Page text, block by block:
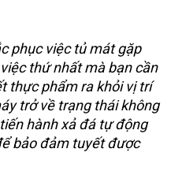
phục việc tủ mát gặp
thứ nhất mà bạn cần
thực phẩm ra khỏi vị trí
trở về trạng thái không
hành xả đá tự động
bảo đảm tuyết được